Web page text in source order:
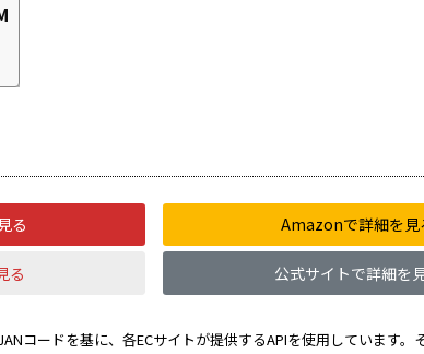
る Amazonで詳細を見
る 公式サイトで詳細を
コードを基に、各ECサイトが提供するAPIを使用しています。